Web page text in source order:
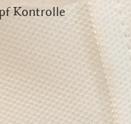
Kontrolle